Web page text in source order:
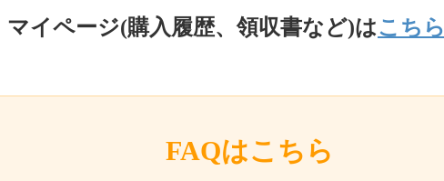
マイページ(購入履歴、領収書など)はこちら
FAQはこちら